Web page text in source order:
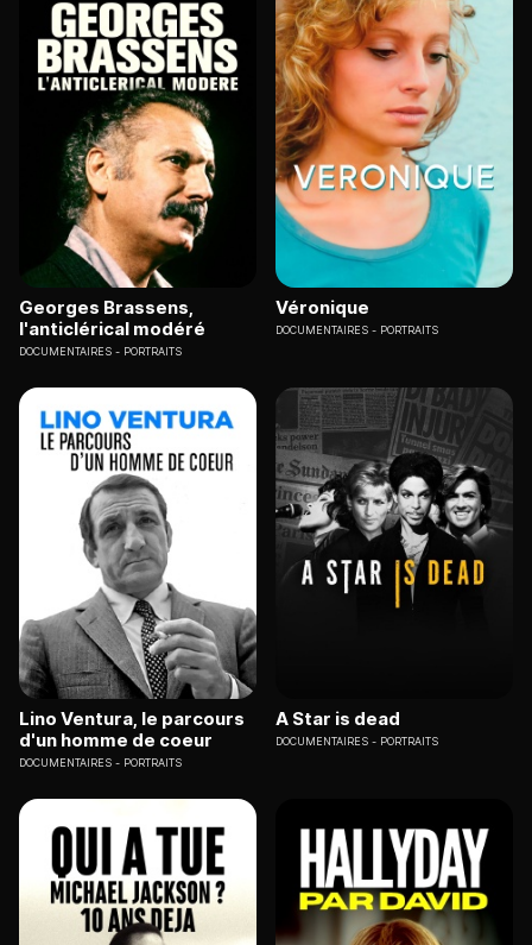
Georges Brassens,
l'anticlérical modéré
DOCUMENTAIRES PORTRAITS
Véronique
DOCUMENTAIRES PORTRAITS
Lino Ventura, le parcours
d'un homme de coeur
DOCUMENTAIRES PORTRAITS
A Star is dead
DOCUMENTAIRES PORTRAITS